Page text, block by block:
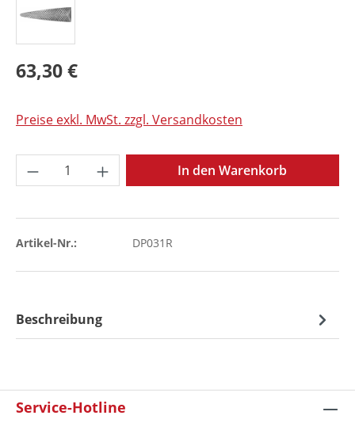
63,30 €
Preise exkl. MwSt. zzgl. Versandkosten
Produkt Anzahl: Gib den gewünschten
In den Warenkorb
Artikel-Nr.: DP031R
Beschreibung
Service-Hotline